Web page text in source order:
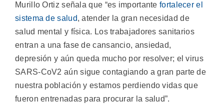
Murillo Ortiz señala que “es importantefortalecer el
sistema de salud, atender la gran necesidad de
salud mental y física. Los trabajadores sanitarios
entran a una fase de cansancio, ansiedad,
depresión y aún queda mucho por resolver; el virus
SARS-CoV2 aún sigue contagiando a gran parte de
nuestra población y estamos perdiendo vidas que
fueron entrenadas para procurar la salud”.